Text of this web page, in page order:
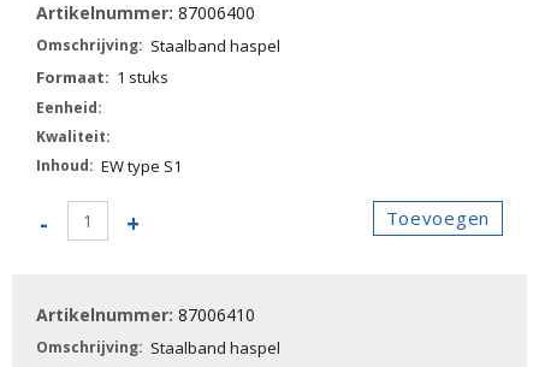
aantal
87006400
Staalband haspel
1 stuks
EW type S1
-
87006400
aantal
+ Toevoegen
87006410
Staalband haspel